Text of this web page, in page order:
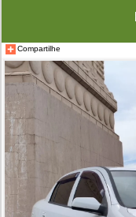
Compartilhe